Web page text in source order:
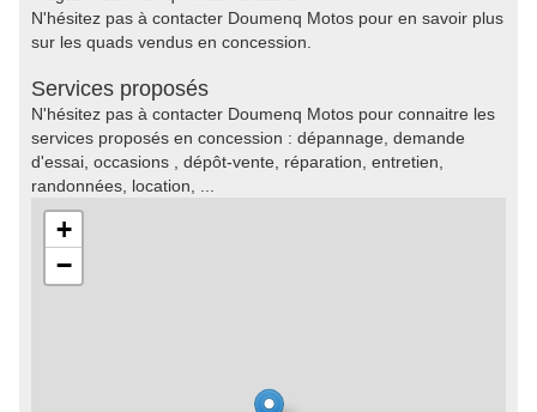
N'hésitez pas à contacter Doumenq Motos pour en savoir plus
sur les quads vendus en concession.
Services proposés
N'hésitez pas à contacter Doumenq Motos pour connaitre les
services proposés en concession : dépannage, demande
d'essai, occasions , dépôt-vente, réparation, entretien,
randonnées, location, ...
+
−